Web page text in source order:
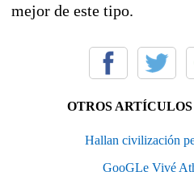
mejor de este tipo.
OTROS
Hallan civilización
GooGLe Vivé